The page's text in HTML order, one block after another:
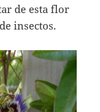
de esta flor
insectos.